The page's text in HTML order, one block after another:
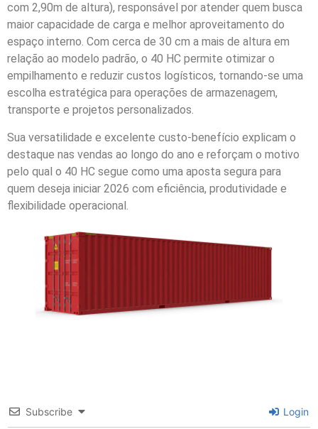
com 2,90m de altura), responsável por atender quem busca
maior capacidade de carga e melhor aproveitamento do
espaço interno. Com cerca de 30 cm a mais de altura em
relação ao modelo padrão, o 40 HC permite otimizar o
empilhamento e reduzir custos logísticos, tornando-se uma
escolha estratégica para operações de armazenagem,
transporte e projetos personalizados.
Sua versatilidade e excelente custo-benefício explicam o
destaque nas vendas ao longo do ano e reforçam o motivo
pelo qual o 40 HC segue como uma aposta segura para
quem deseja iniciar 2026 com eficiência, produtividade e
flexibilidade operacional.
Subscribe Login